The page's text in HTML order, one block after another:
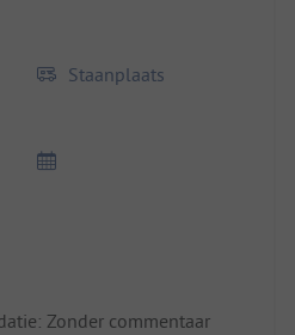
Staanplaats
Zonder commentaar